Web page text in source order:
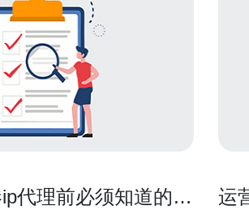
代理前必须知道的费
运